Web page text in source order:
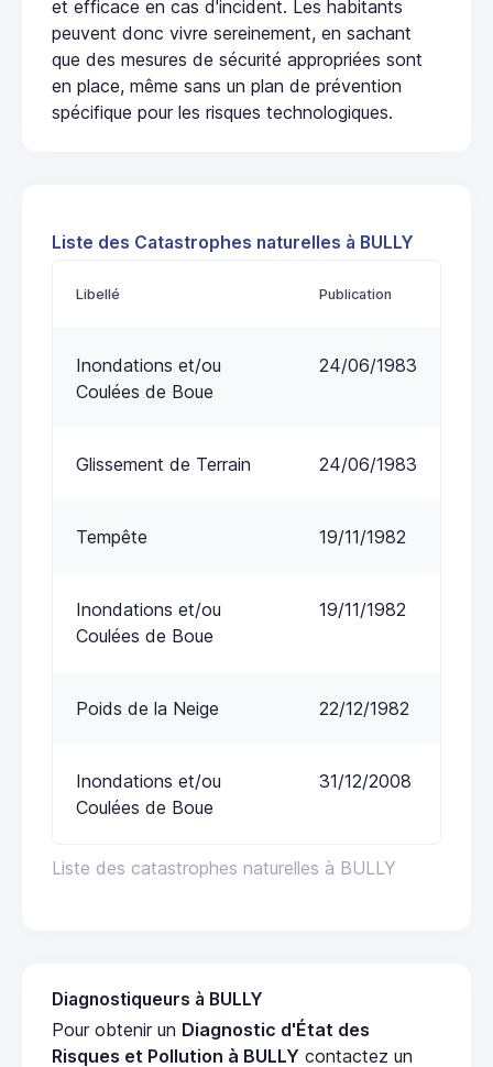
et efficace en cas d'incident. Les habitants
peuvent donc vivre sereinement, en sachant
que des mesures de sécurité appropriées sont
en place, même sans un plan de prévention
spécifique pour les risques technologiques.
Liste des Catastrophes naturelles à BULLY
Liste des catastrophes naturelles à BULLY
Libellé Publication
Inondations et/ou
Coulées de Boue
24/06/1983
Glissement de Terrain 24/06/1983
Tempête 19/11/1982
Inondations et/ou
Coulées de Boue
19/11/1982
Poids de la Neige 22/12/1982
Inondations et/ou
Coulées de Boue
31/12/2008
Diagnostiqueurs à BULLY
Pour obtenir un Diagnostic d'État des
Risques et Pollution à BULLY contactez un